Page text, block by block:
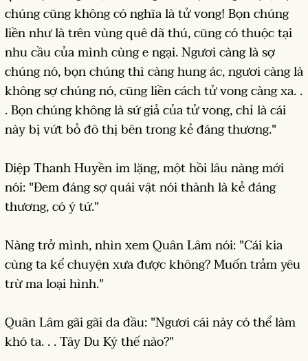
chúng cũng không có nghĩa là tử vong! Bọn chúng
liền như là trên vùng quê dã thú, cũng có thuộc tại
nhu cầu của mình cùng e ngại. Ngươi càng là sợ
chúng nó, bọn chúng thì càng hung ác, ngươi càng là
không sợ chúng nó, cũng liền cách tử vong càng xa. .
. Bọn chúng không là sứ giả của tử vong, chỉ là cái
này bị vứt bỏ đô thị bên trong kẻ đáng thương."
Diệp Thanh Huyền im lặng, một hồi lâu nàng mới
nói: "Đem đáng sợ quái vật nói thành là kẻ đáng
thương, có ý tứ."
Nàng trở mình, nhìn xem Quân Lâm nói: "Cái kia
cùng ta kể chuyện xưa được không? Muốn trảm yêu
trừ ma loại hình."
Quân Lâm gãi gãi da đầu: "Ngươi cái này có thể làm
khó ta. . . Tây Du Ký thế nào?"